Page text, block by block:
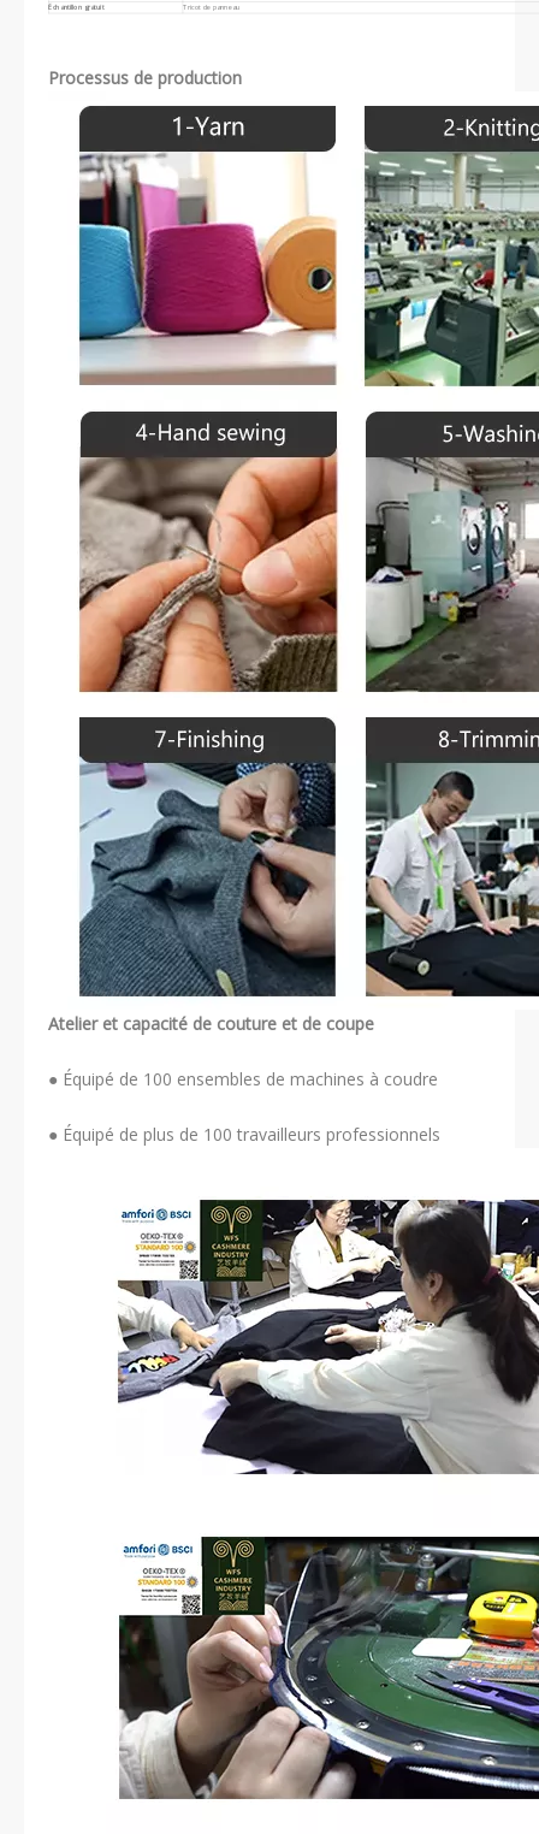
Échantillon gratuit Tricot de panneau
Processus de production
Atelier et capacité de couture et de coupe
● Équipé de 100 ensembles de machines à coudre
● Équipé de plus de 100 travailleurs professionnels